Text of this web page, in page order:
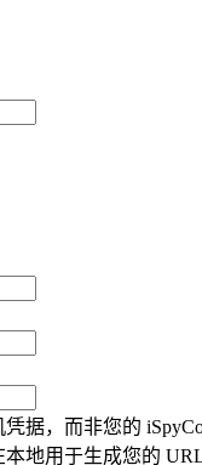
据，而非您的
地用于生成您的